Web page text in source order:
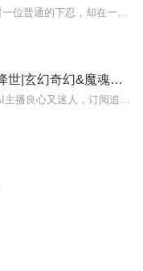
免费|蜀山神侠传之魔魂降世|玄幻奇幻&魔魂降世&百世经纶